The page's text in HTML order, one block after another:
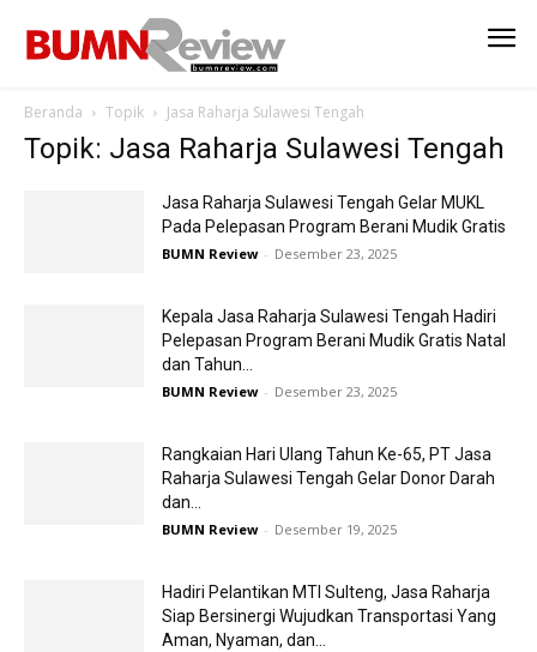
Beranda Topik Jasa Raharja Sulawesi Tengah
Topik: Jasa Raharja Sulawesi Tengah
Jasa Raharja Sulawesi Tengah Gelar MUKL
Pada Pelepasan Program Berani Mudik Gratis
BUMN Review - Desember 23, 2025
Kepala Jasa Raharja Sulawesi Tengah Hadiri
Pelepasan Program Berani Mudik Gratis Natal
dan Tahun...
BUMN Review - Desember 23, 2025
Rangkaian Hari Ulang Tahun Ke-65, PT Jasa
Raharja Sulawesi Tengah Gelar Donor Darah
dan...
BUMN Review - Desember 19, 2025
Hadiri Pelantikan MTI Sulteng, Jasa Raharja
Siap Bersinergi Wujudkan Transportasi Yang
Aman, Nyaman, dan...